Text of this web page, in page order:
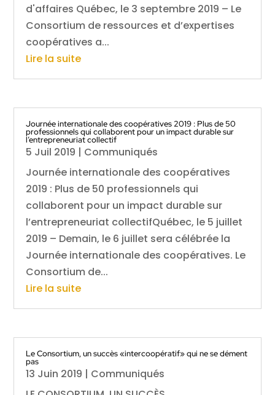
d'affaires Québec, le 3 septembre 2019 – Le
Consortium de ressources et d’expertises
coopératives a...
Lire la suite
Journée internationale des coopératives 2019 : Plus de 50
professionnels qui collaborent pour un impact durable sur
l’entrepreneuriat collectif
5 Juil 2019 | Communiqués
Journée internationale des coopératives
2019 : Plus de 50 professionnels qui
collaborent pour un impact durable sur
l’entrepreneuriat collectifQuébec, le 5 juillet
2019 – Demain, le 6 juillet sera célébrée la
Journée internationale des coopératives. Le
Consortium de...
Lire la suite
Le Consortium, un succès «intercoopératif» qui ne se dément
pas
13 Juin 2019 | Communiqués